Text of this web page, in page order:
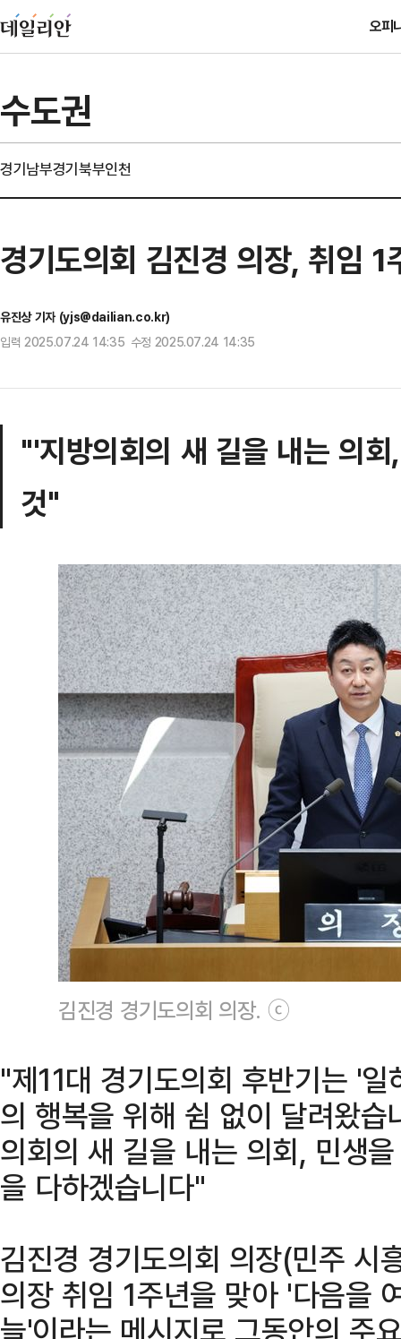
오피
수도권
경기남부경기북부인천
경기도의회 김진경 의장, 취임
유진상 기자 (yjs@dailian.co.kr)
입력 2025.07.24 14:35 수정 2025.07.24 14:35
"'지방의회의 새 길을 내는 의
것"
김진경 경기도의회 의장. ⓒ
"제11대 경기도의회 후반기는 '
의 행복을 위해 쉼 없이 달려왔
의회의 새 길을 내는 의회, 민생
을 다하겠습니다"
김진경 경기도의회 의장(민주
의장 취임 1주년을 맞아 '다음을
늘'이라는 메시지로 그동안의 주